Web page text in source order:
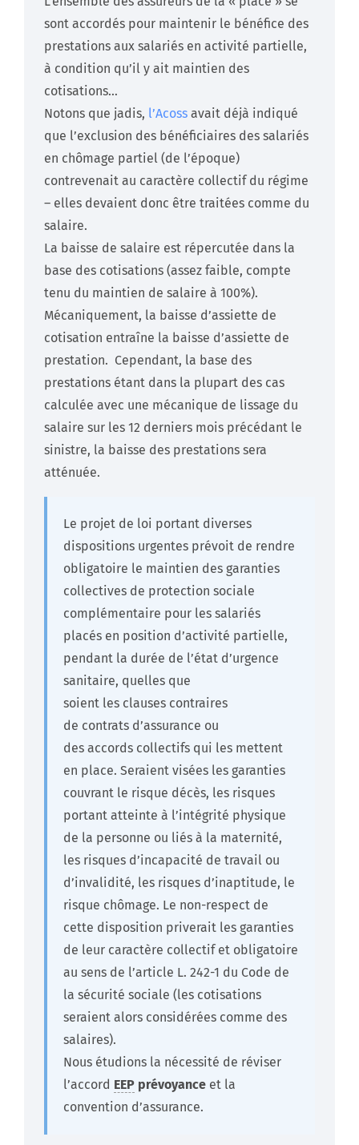
sont accordés pour maintenir le bénéfice des
prestations aux salariés en activité partielle,
à condition qu’il y ait maintien des
cotisations…
Notons que jadis, l’Acoss avait déjà indiqué
que l’exclusion des bénéficiaires des salariés
en chômage partiel (de l’époque)
contrevenait au caractère collectif du régime
– elles devaient donc être traitées comme du
salaire.
La baisse de salaire est répercutée dans la
base des cotisations (assez faible, compte
tenu du maintien de salaire à 100%).
Mécaniquement, la baisse d’assiette de
cotisation entraîne la baisse d’assiette de
prestation. Cependant, la base des
prestations étant dans la plupart des cas
calculée avec une mécanique de lissage du
salaire sur les 12 derniers mois précédant le
sinistre, la baisse des prestations sera
atténuée.
Le projet de loi portant diverses
dispositions urgentes prévoit de rendre
obligatoire le maintien des garanties
collectives de protection sociale
complémentaire pour les salariés
placés en position d’activité partielle,
pendant la durée de l’état d’urgence
sanitaire, quelles que
soient les clauses contraires
de contrats d’assurance ou
des accords collectifs qui les mettent
en place. Seraient visées les garanties
couvrant le risque décès, les risques
portant atteinte à l’intégrité physique
de la personne ou liés à la maternité,
les risques d’incapacité de travail ou
d’invalidité, les risques d’inaptitude, le
risque chômage. Le non-respect de
cette disposition priverait les garanties
de leur caractère collectif et obligatoire
au sens de l’article L. 242-1 du Code de
la sécurité sociale (les cotisations
seraient alors considérées comme des
salaires).
Nous étudions la nécessité de réviser
l’accord EEP prévoyance et la
convention d’assurance.